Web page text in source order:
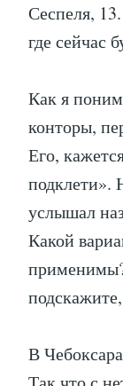
Сеспеля,
где сейчас
Как я
конторы,
Его,
подклети».
услышал
Какой
В